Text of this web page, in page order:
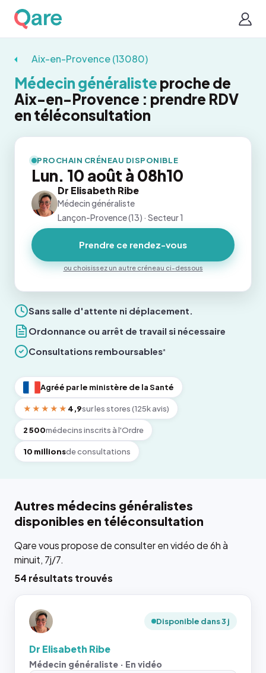
Aix-en-Provence (13080)
Médecin généraliste proche de
Aix-en-Provence : prendre RDV
en téléconsultation
Sans salle d'attente ni déplacement.
Ordonnance ou arrêt de travail si nécessaire
Consultations remboursables*
Agréé par le ministère de la Santé
★★★★★ 4,9sur les stores (125k avis)
2 500médecins inscrits à l'Ordre
10 millionsde consultations
PROCHAIN CRÉNEAU DISPONIBLE
Lun. 10 août à 08h10
Dr Elisabeth Ribe
Médecin généraliste
Lançon-Provence (13) · Secteur 1
Prendre ce rendez-vous
ou choisissez un autre créneau ci-dessous
Autres médecins généralistes
disponibles en téléconsultation
Qare vous propose de consulter en vidéo de 6h à
minuit, 7j/7.
54 résultats trouvés
Disponible dans 3 j
Dr Elisabeth Ribe
Médecin généraliste · En vidéo